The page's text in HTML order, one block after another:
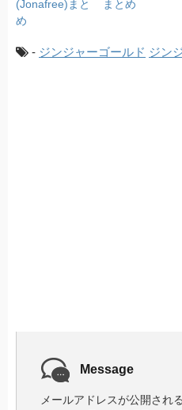
(Jonafree)まと
め
まとめ
- ジンジャーゴールド ジン
Message
メールアドレスが公開され